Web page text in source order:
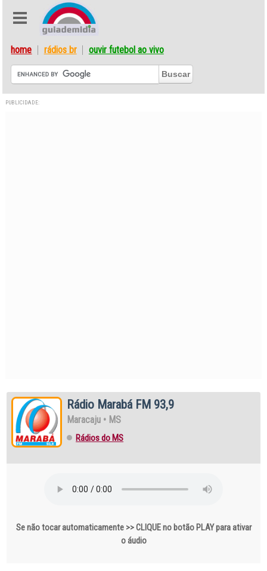
home rádios br ouvir futebol ao vivo
PUBLICIDADE:
Rádio Marabá FM 93,9
Maracaju • MS
Rádios do MS
Se não tocar automaticamente >> CLIQUE no botão PLAY para ativar
o áudio